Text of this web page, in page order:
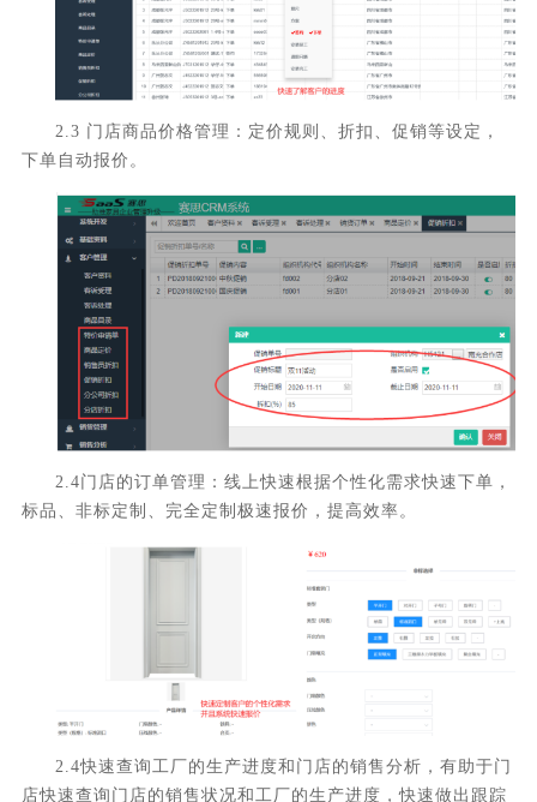
2.3 门店商品价格管理：定价规则、折扣、促销等设定，
下单自动报价。
2.4门店的订单管理：线上快速根据个性化需求快速下单，
标品、非标定制、完全定制极速报价，提高效率。
2.4快速查询工厂的生产进度和门店的销售分析，有助于门
店快速查询门店的销售状况和工厂的生产进度，快速做出跟踪